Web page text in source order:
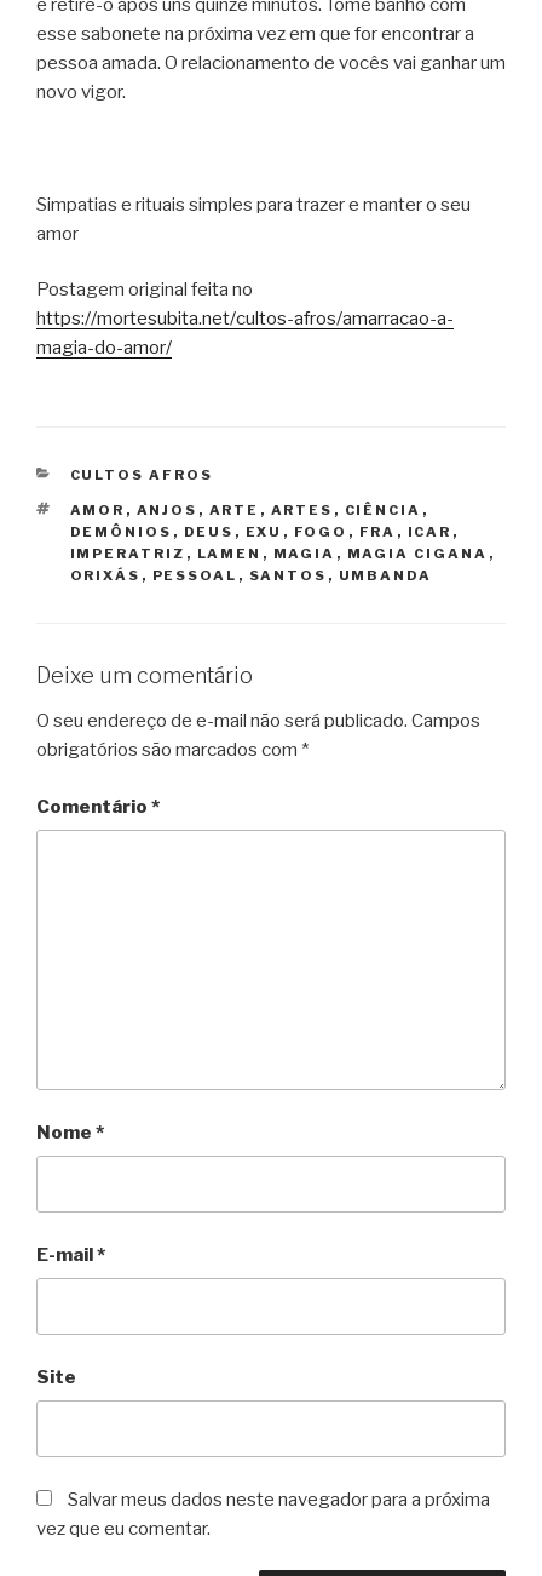
esse sabonete na próxima vez em que for encontrar a
pessoa amada. O relacionamento de vocês vai ganhar um
novo vigor.
Simpatias e rituais simples para trazer e manter o seu
amor
Postagem original feita no
https://mortesubita.net/cultos-afros/amarracao-a-
magia-do-amor/
CATEGORIAS
CULTOS AFROS
TAGS
AMOR , ANJOS , ARTE , ARTES , CIÊNCIA ,
DEMÔNIOS , DEUS , EXU , FOGO , FRA , ICAR ,
IMPERATRIZ , LAMEN , MAGIA , MAGIA CIGANA ,
ORIXÁS , PESSOAL , SANTOS , UMBANDA
Deixe um comentário
O seu endereço de e-mail não será publicado. Campos
obrigatórios são marcados com *
Comentário *
Nome *
E-mail*
Site
Salvar meus dados neste navegador para a próxima
vez que eu comentar.